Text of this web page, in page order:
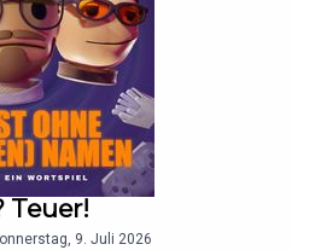
Teuer!
9. Juli 2026